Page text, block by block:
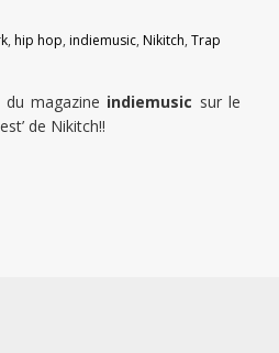
, hip hop, indiemusic, Nikitch, Trap
magazine indiemusic sur le
de Nikitch!!